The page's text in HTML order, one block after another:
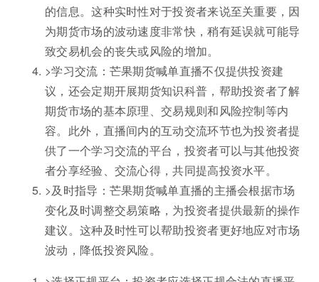
的信息。这种实时性对于投资者来说至关重要，因
为期货市场的波动速度非常快，稍有延误就可能导
致交易机会的丧失或风险的增加。
>学习交流：芒果期货喊单直播不仅提供投资建
议，还会定期开展期货知识科普，帮助投资者了解
期货市场的基本原理、交易规则和风险控制等内
容。此外，直播间内的互动交流环节也为投资者提
供了一个学习交流的平台，投资者可以与其他投资
者分享经验、交流心得，共同提高投资水平。
>及时指导：芒果期货喊单直播的主播会根据市场
变化及时调整交易策略，为投资者提供最新的操作
建议。这种及时性可以帮助投资者更好地应对市场
波动，降低投资风险。